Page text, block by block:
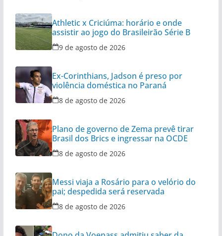
Athletic x Criciúma: horário e onde
assistir ao jogo do Brasileirão Série B
9 de agosto de 2026
Ex-Corinthians, Jadson é preso por
violência doméstica no Paraná
8 de agosto de 2026
Plano de governo de Zema prevê tirar
Brasil dos Brics e ingressar na OCDE
8 de agosto de 2026
Messi viaja a Rosário para o velório do
pai; despedida será reservada
8 de agosto de 2026